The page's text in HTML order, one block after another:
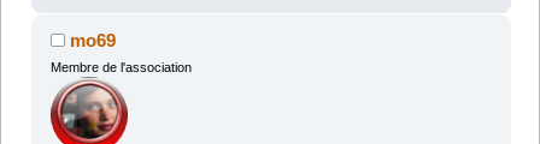
mo69
Membre de l'association